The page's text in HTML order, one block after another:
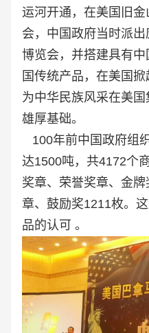
运河开通，在美国旧
会，中国政府当时派
博览会，并搭建具有
国传统产品，在美国掀
为中华民族风采在美
雄厚基础。
100年前中国政府组
达1500吨，共4172个
奖章、荣誉奖章、金
章、鼓励奖1211枚。
品的认可 。